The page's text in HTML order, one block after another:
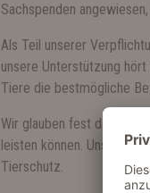
Sachspenden
Als Teil unserer
unsere Unterstützung
Tiere die bestmögliche
Wir glauben fest daran,
leisten können. Unsere
Tierschutz.